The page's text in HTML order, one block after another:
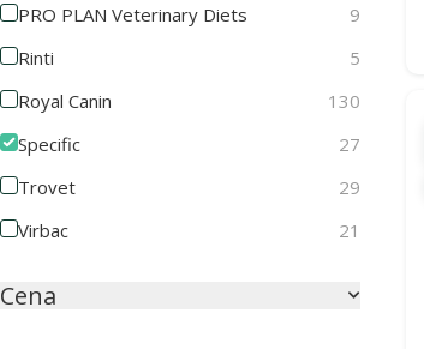
PRO PLAN Veterinary Diets
9
Rinti
5
Royal Canin
130
Specific
27
Trovet
29
Virbac
21
Cena